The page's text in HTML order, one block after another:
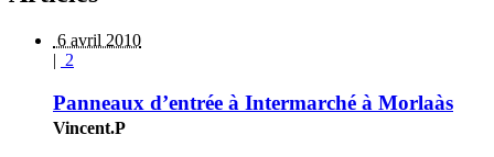
6 avril 2010
| 2
Panneaux d’entrée à Intermarché à Morlaàs
Vincent.P